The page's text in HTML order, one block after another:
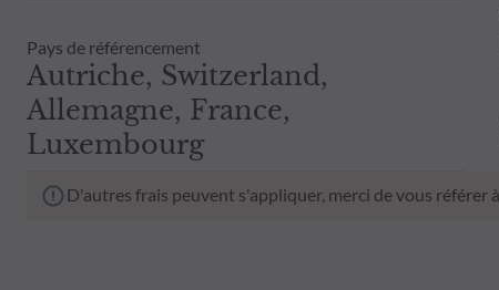
Pays de référencement
Autriche, Switzerland,
Allemagne, France,
Luxembourg
D'autres frais peuvent s'appliquer, merci de vous